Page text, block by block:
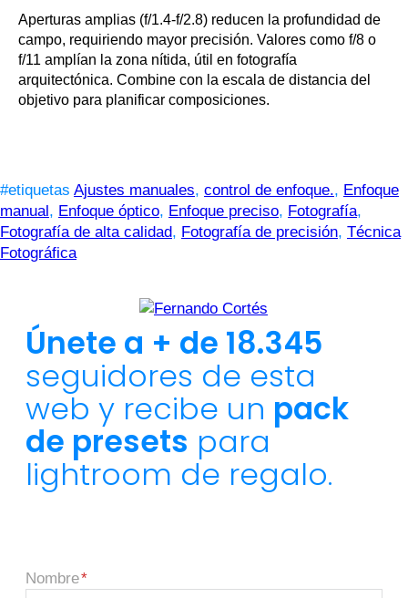
Aperturas amplias (f/1.4-f/2.8) reducen la profundidad de
campo, requiriendo mayor precisión. Valores como f/8 o
f/11 amplían la zona nítida, útil en fotografía
arquitectónica. Combine con la escala de distancia del
objetivo para planificar composiciones.
#etiquetas Ajustes manuales, control de enfoque., Enfoque
manual , Enfoque óptico, Enfoque preciso, Fotografía,
Fotografía de alta calidad, Fotografía de precisión, Técnica
Fotográfica
Únete a + de 18.345
seguidores de esta
web y recibe un pack
de presets para
lightroom de regalo.
Nombre